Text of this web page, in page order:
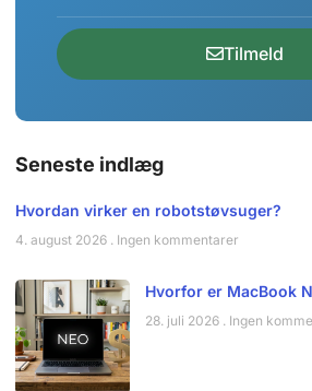
Tilmeld
Seneste indlæg
Hvordan virker en robotstøvsuger?
4. august 2026 Ingen kommentarer
Hvorfor er MacBook
28. juli 2026 Ingen